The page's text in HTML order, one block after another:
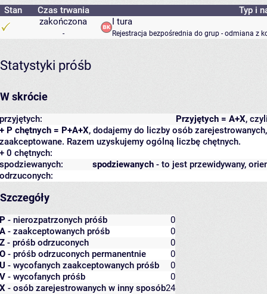
Stan
Czas trwania
Typ i
zakończona
-
I tura
Rejestracja bezpośrednia do grup - odmiana z
Statystyki próśb
W skrócie
Przyjętych = A+X,
przyjętych:
+ P chętnych = P+A+X, dodajemy do liczby osób
zaakceptowane. Razem uzyskujemy ogólną liczbę chętnych.
+ 0 chętnych:
spodziewanych - to jest przewidywany,
spodziewanych:
odrzuconych:
Szczegóły
P - nierozpatrzonych próśb
0
A - zaakceptowanych próśb
0
Z - próśb odrzuconych
0
O - próśb odrzuconych permanentnie
0
U - wycofanych zaakceptowanych próśb
0
V - wycofanych próśb
0
X - osób zarejestrowanych w inny sposób24